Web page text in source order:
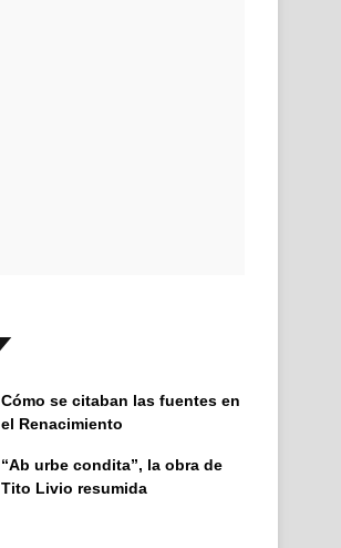
Cómo se citaban las fuentes en
el Renacimiento
“Ab urbe condita”, la obra de
Tito Livio resumida